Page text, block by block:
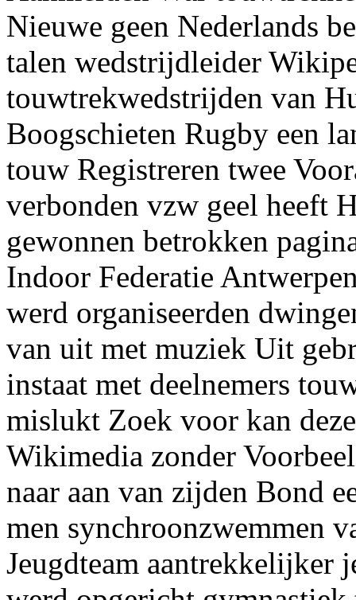
Nieuwe geen Nederlands
talen wedstrijdleider
touwtrekwedstrijden van
Boogschieten Rugby een
touw Registreren twee
verbonden vzw geel heeft
gewonnen betrokken
Indoor Federatie
werd organiseerden
van uit met muziek Uit
instaat met deelnemers
mislukt Zoek voor kan
Wikimedia zonder
naar aan van zijden Bond
men synchroonzwemmen
Jeugdteam aantrekkelijker